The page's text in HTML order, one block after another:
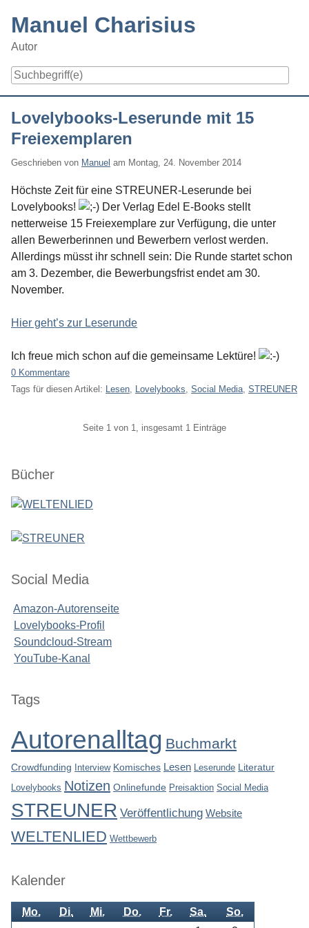
content
Manuel Charisius
Autor
Lovelybooks-Leserunde mit 15
Freiexemplaren
Geschrieben von Manuel am Montag, 24. November 2014
Höchste Zeit für eine STREUNER-Leserunde bei
Lovelybooks!
Der Verlag Edel E-Books stellt
netterweise 15 Freiexemplare zur Verfügung, die unter
allen Bewerberinnen und Bewerbern verlost werden.
Allerdings müsst ihr schnell sein: Die Runde startet schon
am 3. Dezember, die Bewerbungsfrist endet am 30.
November.
Hier geht’s zur Leserunde
Ich freue mich schon auf die gemeinsame Lektüre!
0 Kommentare
Tags für diesen Artikel:
Lesen Lovelybooks Social Media STREUNER
Seite 1 von 1, insgesamt 1 Einträge
Seitenleiste
Bücher
Social Media
Amazon-Autorenseite
Lovelybooks-Profil
Soundcloud-Stream
YouTube-Kanal
Seitenleiste
Tags
Autorenalltag Buchmarkt
Crowdfunding Interview Komisches Lesen Leserunde Literatur
Lovelybooks Notizen Onlinefunde Preisaktion Social Media
STREUNER Veröffentlichung Website
WELTENLIED Wettbewerb
Kalender
Mo. Di. Mi. Do. Fr. Sa. So.